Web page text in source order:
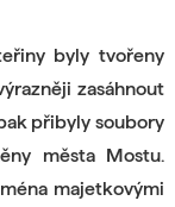
byly tvořeny
zasáhnout
přibyly soubory
města Mostu.
majetkovými